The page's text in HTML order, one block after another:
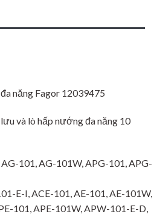
năng Fagor 12039475
và lò hấp nướng đa năng 10
101, AG-101W, APG-101, APG-
E-I, ACE-101, AE-101, AE-101W,
101, APE-101W, APW-101-E-D,